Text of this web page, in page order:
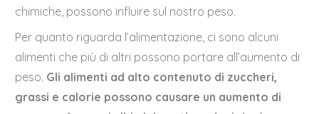
chimiche, possono influire sul nostro peso.
Per quanto riguarda l’alimentazione, ci sono alcuni
alimenti che più di altri possono portare all’aumento di
peso. Gli alimenti ad alto contenuto di zuccheri,
grassi e calorie possono causare un aumento di